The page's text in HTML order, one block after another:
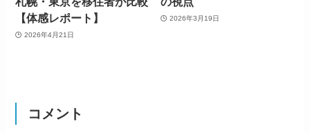
【体感レポート】
2026年4月21日
2026年3月19日
コメント